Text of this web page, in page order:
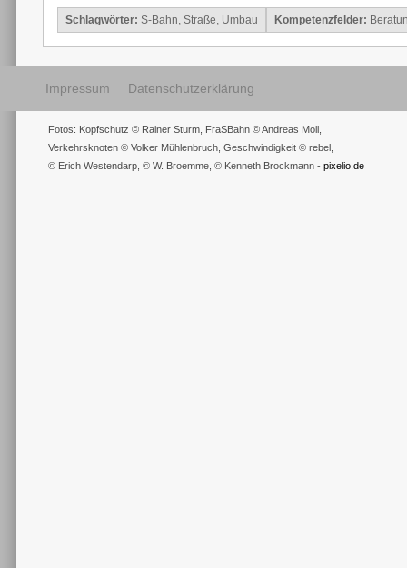
Schlagwörter: S-Bahn, Straße, Umbau Kompetenzfelder:
Impressum Datenschutzerklärung
Fotos: Kopfschutz © Rainer Sturm, FraSBahn © Andreas Moll,
Verkehrsknoten © Volker Mühlenbruch, Geschwindigkeit © rebel,
© Erich Westendarp, © W. Broemme, © Kenneth Brockmann - pixelio.de